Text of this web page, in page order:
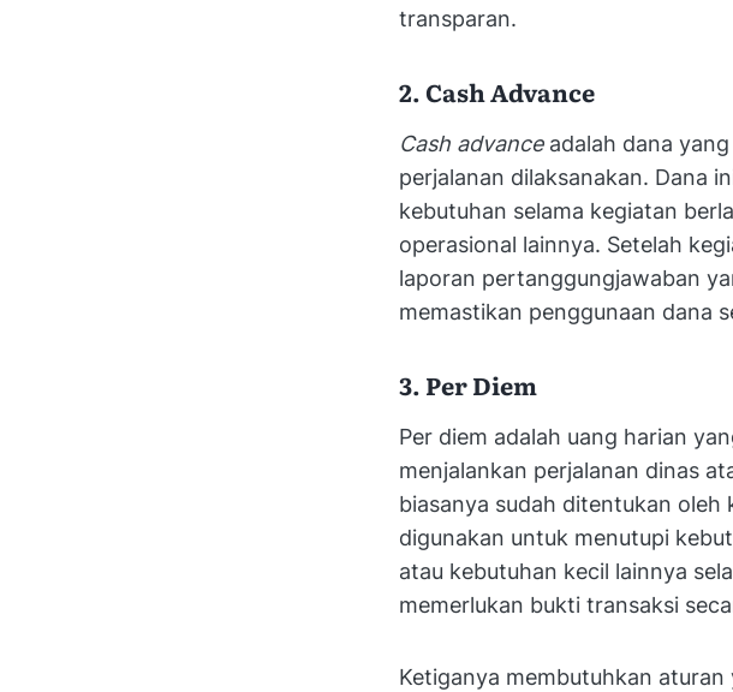
transparan.
2. Cash Advance
Cash advanceadalah dana
perjalanan dilaksanakan. Dana
kebutuhan selama kegiatan
operasional lainnya. Setelah
laporan pertanggungjawaban
memastikan penggunaan dana
3. Per Diem
Per diem adalah uang harian
menjalankan perjalanan dinas
biasanya sudah ditentukan oleh
digunakan untuk menutupi
atau kebutuhan kecil lainnya
memerlukan bukti transaksi
Ketiganya membutuhkan